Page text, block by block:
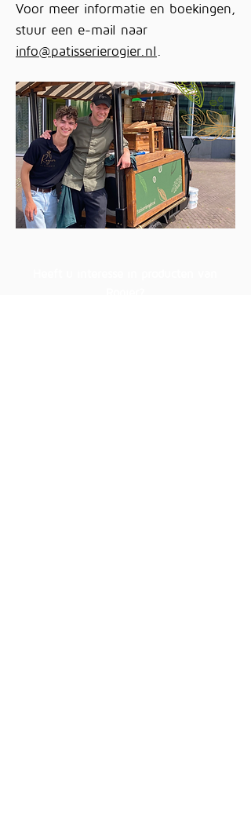
Voor meer informatie en boekingen,
stuur een e-mail naar
info@patisserierogier.nl .